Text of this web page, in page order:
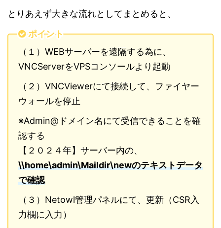
とりあえず大きな流れとしてまとめると、
ポイント
（１）WEBサーバーを遠隔する為に、
VNCServerをVPSコンソールより起動
（２）VNCViewerにて接続して、ファイヤー
ウォールを停止
※Admin@ドメイン名にて受信できることを確
認する
【２０２４年】サーバー内の、
\\home\admin\Maildir\newのテキストデータ
で確認
（３）Netowl管理パネルにて、更新（CSR入
力欄に入力）